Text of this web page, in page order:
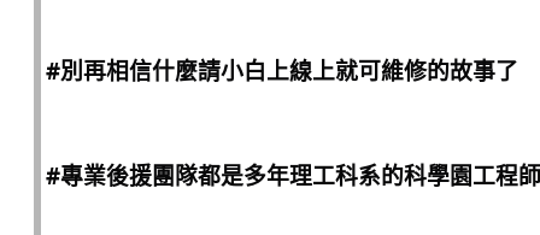
#別再相信什麼請小白上線上就可維修的故事了
#專業後援團隊都是多年理工科系的科學園工程